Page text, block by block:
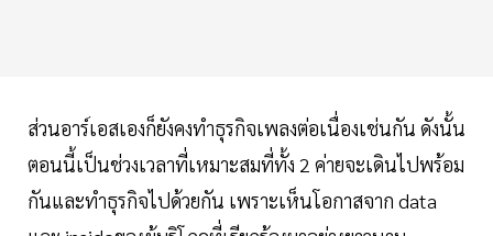
ส่วนอาร์เอสเองก็ยังคงทำธุรกิจเพลงต่อเนื่องเช่นกัน ดังนั้น
ตอนนี้เป็นช่วงเวลาที่เหมาะสมที่ทั้ง 2 ค่ายจะเดินไปพร้อม
กันและทำธุรกิจไปด้วยกัน เพราะเห็นโอกาสจาก data